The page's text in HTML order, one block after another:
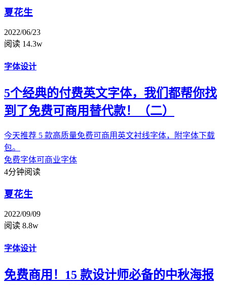
夏花生
2022/06/23
阅读 14.3w
字体设计
5个经典的付费英文字体，我们都帮你找
到了免费可商用替代款！（二）
今天推荐 5 款高质量免费可商用英文衬线字体，附字体下载
包。
免费字体可商业字体
4分钟阅读
夏花生
2022/09/09
阅读 8.8w
字体设计
免费商用！15 款设计师必备的中秋海报